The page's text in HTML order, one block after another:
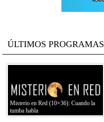
ÚLTIMOS PROGRAMAS
Misterio en Red (10×36): Cuando la
tumba habla